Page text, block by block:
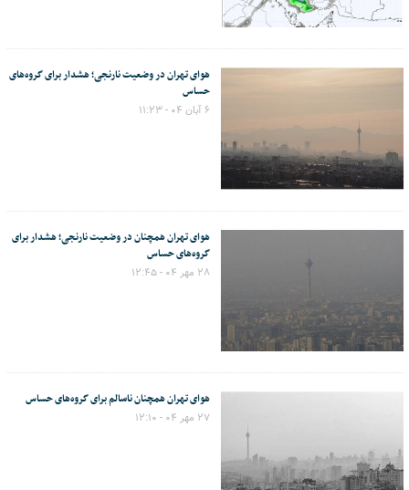
هوای تهران در وضعیت نارنجی؛ هشدار برای گروه‌های
حساس
۶ آبان ۰۴ - ۱۱:۲۳
هوای تهران همچنان در وضعیت نارنجی؛ هشدار برای
گروه‌های حساس
۲۸ مهر ۰۴ - ۱۲:۴۵
هوای تهران همچنان ناسالم برای گروه‌های حساس
۲۷ مهر ۰۴ - ۱۲:۱۰